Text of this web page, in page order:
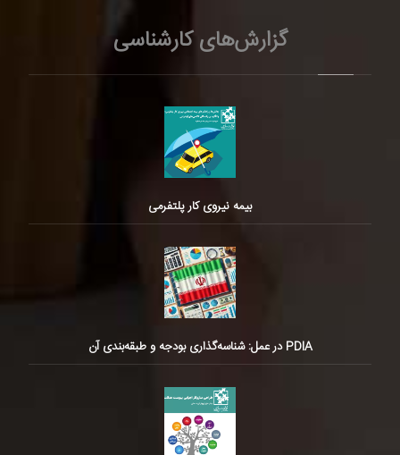
گزارش‌های کارشناسی
بیمه نیروی کار پلتفرمی
PDIA در عمل: شناسه‌گذاری بودجه و طبقه‌بندی آن